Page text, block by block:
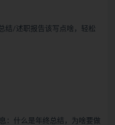
结/述职报告该写点啥，轻松
：什么是年终总结，为啥要做